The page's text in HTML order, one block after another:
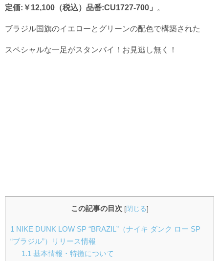
定価:￥12,100（税込）品番:CU1727-700」 。
ブラジル国旗のイエローとグリーンの配色で構築された
スペシャルな一足がスタンバイ！お見逃し無く！
この記事の目次 [閉じる]
1 NIKE DUNK LOW SP “BRAZIL”（ナイキ ダンク ロー SP
“ブラジル”）リリース情報
1.1 基本情報・特徴について